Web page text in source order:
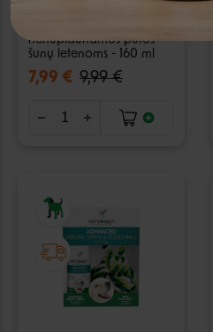
nenuplaunamos putos
šunų letenoms - 160 ml
7,99 € 9,99 €
Negalite prisijungti